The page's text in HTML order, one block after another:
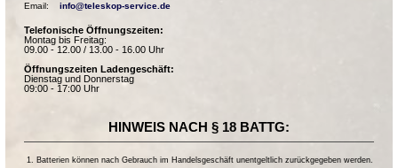
Email: info@teleskop-service.de
Telefonische Öffnungszeiten:
Montag bis Freitag:
09.00 - 12.00 / 13.00 - 16.00 Uhr
Öffnungszeiten Ladengeschäft:
Dienstag und Donnerstag
09:00 - 17:00 Uhr
HINWEIS NACH § 18 BATTG:
Batterien können nach Gebrauch im Handelsgeschäft unentgeltlich zurückgegeben werden.